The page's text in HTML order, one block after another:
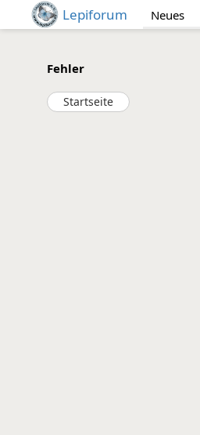
Lepiforum Neues
Fehler
Startseite